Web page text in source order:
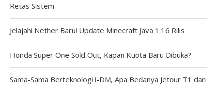
Retas Sistem
Jelajahi Nether Baru! Update Minecraft Java 1.16 Rilis
Honda Super One Sold Out, Kapan Kuota Baru Dibuka?
Sama-Sama Berteknologi i-DM, Apa Bedanya Jetour T1 dan